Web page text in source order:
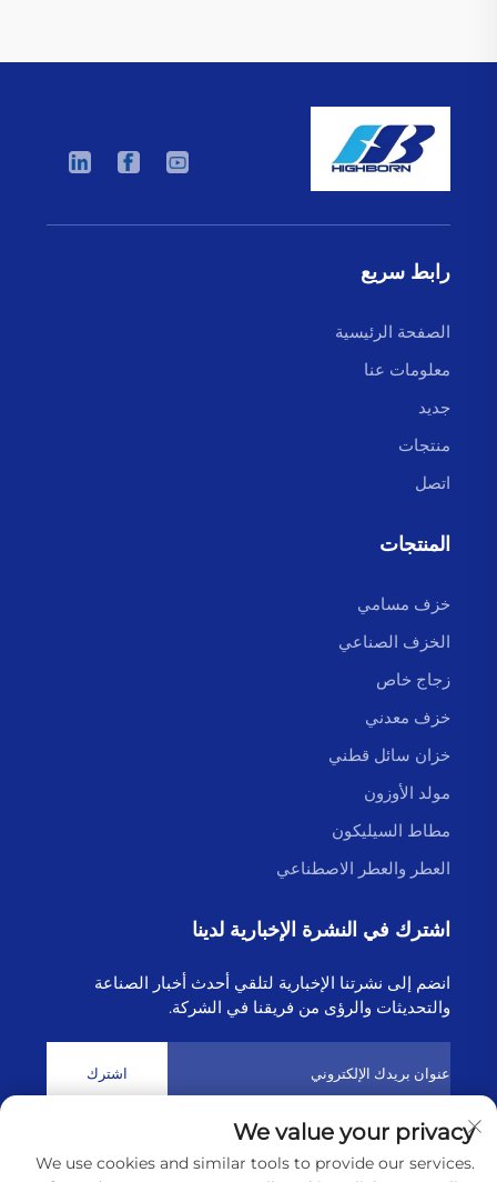
رابط سريع
الصفحة الرئيسية
معلومات عنا
جديد
منتجات
اتصل
المنتجات
خزف مسامي
الخزف الصناعي
زجاج خاص
خزف معدني
خزان سائل قطني
مولد الأوزون
مطاط السيليكون
العطر والعطر الاصطناعي
اشترك في النشرة الإخبارية لدينا
انضم إلى نشرتنا الإخبارية لتلقي أحدث أخبار الصناعة
والتحديثات والرؤى من فريقنا في الشركة.
اشترك
حقوق النشر © 2025 بواسطة شركة لينيונגانغ هايبورن للتكنولوجيا
We value your privacy
We use cookies and similar tools to provide our services.